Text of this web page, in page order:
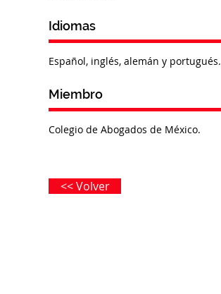
Idiomas
Español, inglés, alemán y portugués.
Miembro
Colegio de Abogados de México.
<< Volver